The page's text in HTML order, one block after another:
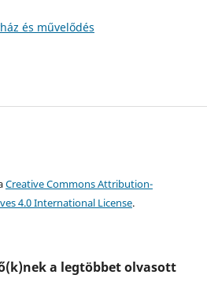
és művelődés
Creative Commons Attribution-
4.0 International License.
a legtöbbet olvasott